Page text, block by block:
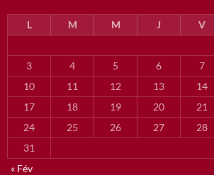
L M M J V
3
4 5 6 7
10
11 12 13 14
17
18 19 20 21
24
25 26 27 28
31
« Fév